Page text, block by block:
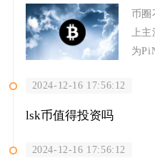
币圈
上
为
2024-12-16 17:56:12
lsk币值得投资吗
2024-12-16 17:56:12